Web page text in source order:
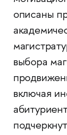
описаны
выбора
включая